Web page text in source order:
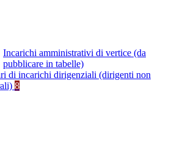
Incarichi amministrativi di vertice (da
pubblicare in tabelle)
di incarichi dirigenziali (dirigenti non
8